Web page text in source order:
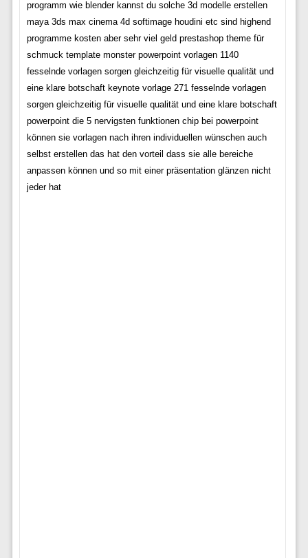
programm wie blender kannst du solche 3d modelle erstellen
maya 3ds max cinema 4d softimage houdini etc sind highend
programme kosten aber sehr viel geld prestashop theme für
schmuck template monster powerpoint vorlagen 1140
fesselnde vorlagen sorgen gleichzeitig für visuelle qualität und
eine klare botschaft keynote vorlage 271 fesselnde vorlagen
sorgen gleichzeitig für visuelle qualität und eine klare botschaft
powerpoint die 5 nervigsten funktionen chip bei powerpoint
können sie vorlagen nach ihren individuellen wünschen auch
selbst erstellen das hat den vorteil dass sie alle bereiche
anpassen können und so mit einer präsentation glänzen nicht
jeder hat